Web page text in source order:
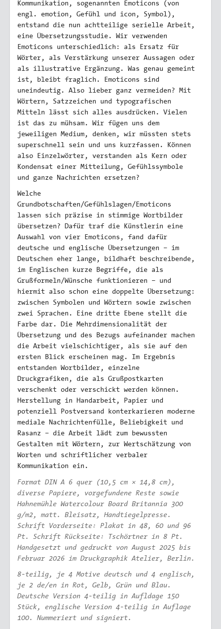
Kommunikation, sogenannten Emoticons (von
engl. emotion, Gefühl und icon, Symbol),
entstand die nun achtteilige serielle Arbeit,
eine Übersetzungsstudie. Wir verwenden
Emoticons unterschiedlich: als Ersatz für
Wörter, als Verstärkung unserer Aussagen oder
als illustrative Ergänzung. Was genau gemeint
ist, bleibt fraglich. Emoticons sind
uneindeutig. Also lieber ganz vermeiden? Mit
Wörtern, Satzzeichen und typografischen
Mitteln lässt sich alles ausdrücken. Vielen
ist das zu mühsam. Wir fügen uns dem
jeweiligen Medium, denken, wir müssten stets
superschnell sein und uns kurzfassen. Können
also Einzelwörter, verstanden als Kern oder
Kondensat einer Mitteilung, Gefühlssymbole
und ganze Nachrichten ersetzen?
Welche
Grundbotschaften/Gefühlslagen/Emoticons
lassen sich präzise in stimmige Wortbilder
übersetzen? Dafür traf die Künstlerin eine
Auswahl von vier Emoticons, fand dafür
deutsche und englische Übersetzungen – im
Deutschen eher lange, bildhaft beschreibende,
im Englischen kurze Begriffe, die als
Grußformeln/Wünsche funktionieren – und
hiermit also schon eine doppelte Übersetzung:
zwischen Symbolen und Wörtern sowie zwischen
zwei Sprachen. Eine dritte Ebene stellt die
Farbe dar. Die Mehrdimensionalität der
Übersetzung und des Bezugs aufeinander machen
die Arbeit vielschichtiger, als sie auf den
ersten Blick erscheinen mag. Im Ergebnis
entstanden Wortbilder, einzelne
Druckgrafiken, die als Grußpostkarten
verschenkt oder verschickt werden können.
Herstellung in Handarbeit, Papier und
potenziell Postversand konterkarieren moderne
mediale Nachrichtenfülle, Beliebigkeit und
Rasanz – die Arbeit lädt zum bewussten
Gestalten mit Wörtern, zur Wertschätzung von
Worten und schriftlicher verbaler
Kommunikation ein.
Format DIN A 6 quer (10,5 cm × 14,8 cm),
diverse Papiere, vorgefundene Reste sowie
Hahnemühle Watercolour Board Britannia 300
g/m2, matt. Bleisatz, Handtiegelpresse.
Schrift Vorderseite: Plakat in 48, 60 und 96
Pt. Schrift Rückseite: Tschörtner in 8 Pt.
Handgesetzt und gedruckt von August 2025 bis
Februar 2026 im Druckgraphik Atelier, Berlin.
8-teilig, je 4 Motive deutsch und 4 englisch,
je 2 de/en in Rot, Gelb, Grün und Blau.
Deutsche Version 4-teilig in Aufldage 150
Stück, englische Version 4-teilig in Auflage
100. Nummeriert und signiert.